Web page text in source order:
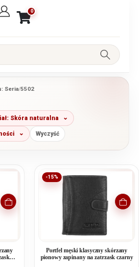
0
Seria/5502
Skóra naturalna
Wyczyść
-15%
Portfel męski klasyczny skórzany
pionowy zapinany na zatrzask czarny